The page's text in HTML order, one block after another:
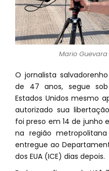
Mario
O jornalista
de 47 anos, segue
Estados Unidos mesmo
autorizado sua
foi preso em 14 de junho
na região
entregue ao
dos EUA (ICE) dias depois.